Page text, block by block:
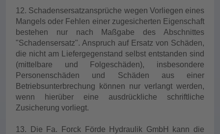
12. Schadensersatzansprüche wegen Vorliegen eines
Mangels oder Fehlen einer zugesicherten Eigenschaft
bestehen nur nach Maßgabe des Abschnittes
"Schadensersatz". Anspruch auf Ersatz von Schäden,
die nicht am Liefergegenstand selbst entstanden sind
(mittelbare und Folgeschäden), insbesondere
Personenschäden und Schäden aus einer
Betriebsunterbrechung können nur verlangt werden,
wenn hierüber eine ausdrückliche schriftliche
Zusicherung vorliegt.
13. Die Fa. Forck Förde Hydraulik GmbH kann die